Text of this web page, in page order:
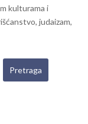
kulturama i
judaizam,